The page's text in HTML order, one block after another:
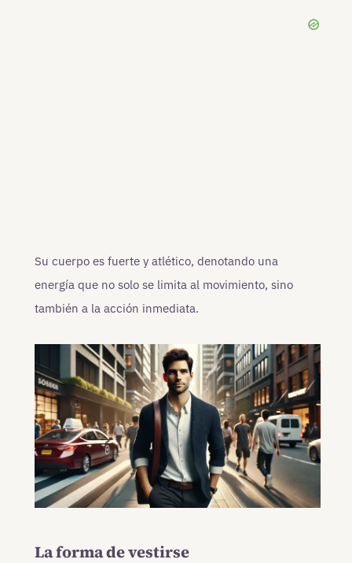
Su cuerpo es fuerte y atlético, denotando una
energía que no solo se limita al movimiento, sino
también a la acción inmediata.
La forma de vestirse